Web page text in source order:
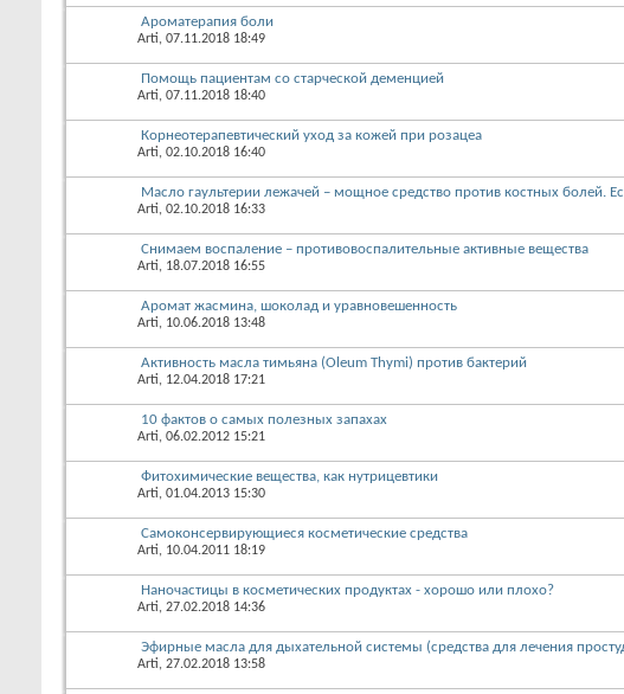
Ароматерапия боли
Arti, 07.11.2018 18:49
Помощь пациентам со старческой деменцией
Arti, 07.11.2018 18:40
Корнеотерапевтический уход за кожей при розацеа
Arti, 02.10.2018 16:40
Масло гаультерии лежачей – мощное средство против костных болей.
Arti, 02.10.2018 16:33
Снимаем воспаление – противовоспалительные активные вещества
Arti, 18.07.2018 16:55
Аромат жасмина, шоколад и уравновешенность
Arti, 10.06.2018 13:48
Активность масла тимьяна (Oleum Thymi) против бактерий
Arti, 12.04.2018 17:21
10 фактов о самых полезных запахах
Arti, 06.02.2012 15:21
Фитохимические вещества, как нутрицевтики
Arti, 01.04.2013 15:30
Самоконсервирующиеся косметические средства
Arti, 10.04.2011 18:19
Наночастицы в косметических продуктах - хорошо или плохо?
Arti, 27.02.2018 14:36
Эфирные масла для дыхательной системы (средства для лечения
Arti, 27.02.2018 13:58